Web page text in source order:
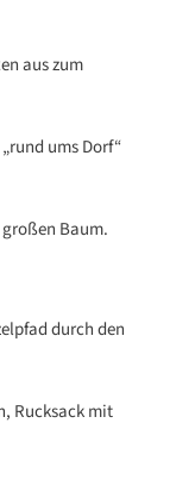
aus zum
ums Dorf“
Baum.
durch den
Rucksack mit